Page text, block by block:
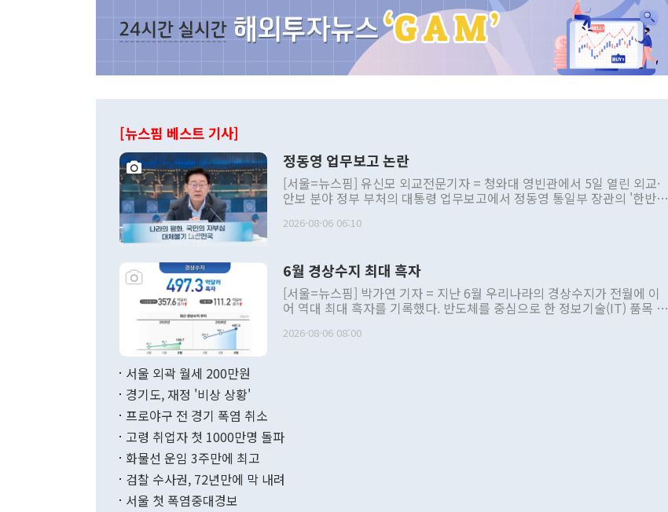
[뉴스핌 베스트 기사]
정동영 업무보고 논란
[서울=뉴스핌] 유신모 외교전문기자 = 청와대 영빈관에서 5일 열린 외교·
안보 분야 정부 부처의 대통령 업무보고에서 정동영 통일부 장관의 '한반도
발언 중에는 정부 내 조율을 거치지 않은 사안을 정책으로 추진하겠다고 공
주의적 희망에 근거한 비현실적 구상'이라는 비판을 내놨다. 그동안 정 장
관의 대북 정책 관련 발언이 물의를 빚은 적은 여러 번 있지만 대통령과 유
관 부처 장관이 공개적으로 부정적 입장을 표명한 것은 이례적이다. 정 장
관의 무리한 대북 접근법과 월권을 제어해야 한다는 목소리도 높아지고 있
다. [정동영 통일부 장관이 지난달 23일 오후 서울 종로구 정부서울청사에
무너졌다고도 했다. 또 "현 시점에서 흘러간 선(先)비핵화만 되뇌는 것은
함께 4자 대화의 동력을 확보하기 위해 최선을 다할 것"이라고 말했다. 하
2026-08-06 06:10
6월 경상수지 최대 흑자
[서울=뉴스핌] 박가연 기자 = 지난 6월 우리나라의 경상수지가 전월에 이
어 역대 최대 흑자를 기록했다. 반도체를 중심으로 한 정보기술(IT) 품목 수
료=한국은행] 한국은행이 6일 발표한 '2026년 6월 국제수지(잠정)'에 따르
며 월간 기준 처음으로 1000억달러를 넘어섰다. 상품수입은 644억8000만
196.9% 급증했고 컴퓨터·주변기기(SSD)는 282.7% 증가했다. IT 품목
수출은 160.4% 늘었으며 비IT 품목도 ▲석유제품(47.5%) ▲화공품
2026-08-06 08:00
서울 외곽 월세 200만원
경기도, 재정 '비상 상황'
프로야구 전 경기 폭염 취소
고령 취업자 첫 1000만명 돌파
화물선 운임 3주만에 최고
검찰 수사권, 72년만에 막 내려
서울 첫 폭염중대경보